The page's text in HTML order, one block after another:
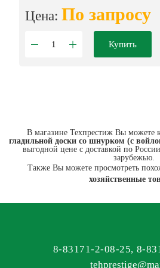
Цена: По запросу
Купить
В магазине Техпрестиж Вы можете
гладильной доски со шнурком (с
выгодной цене с доставкой по
зарубежью.
Также Вы можете просмотреть
хозяйственные
8-83171-2-08-25, 8-
tehprestige@